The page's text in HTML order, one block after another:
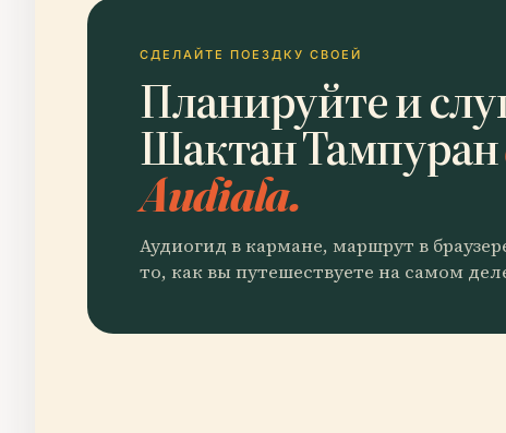
СДЕЛАЙТЕ ПОЕЗДКУ СВОЕЙ
Планируйте и
Шактан Тампуран
Audiala.
Аудиогид в кармане, маршрут в
то, как вы путешествуете на самом